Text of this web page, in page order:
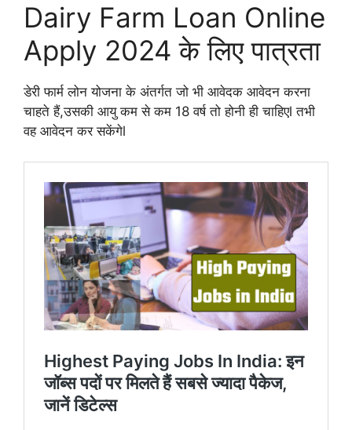
Dairy Farm Loan Online
Apply 2024 के लिए पात्रता
डेरी फार्म लोन योजना के अंतर्गत जो भी आवेदक आवेदन करना
चाहते हैं,उसकी आयु कम से कम 18 वर्ष तो होनी ही चाहिएl तभी
वह आवेदन कर सकेंगेl